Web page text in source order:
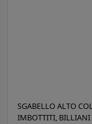
SGABELLO ALTO
IMBOTTITI,